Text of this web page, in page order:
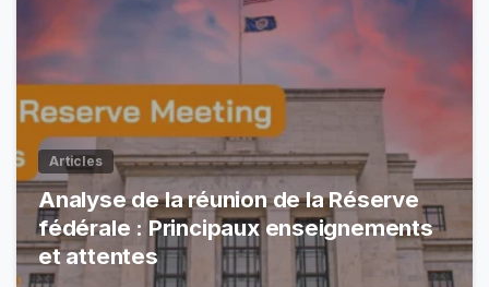
Articles
Analyse de la réunion de la Réserve
fédérale : Principaux enseignements
et attentes